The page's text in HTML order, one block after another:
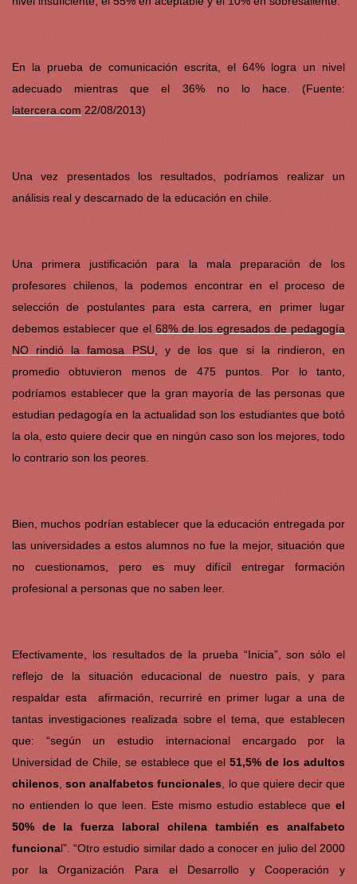
En la prueba de comunicación escrita, el 64% logra un nivel
adecuado mientras que el 36% no lo hace. (Fuente:
latercera.com 22/08/2013)
Una vez presentados los resultados, podríamos realizar un
análisis real y descarnado de la educación en chile.
Una primera justificación para la mala preparación de los
profesores chilenos, la podemos encontrar en el proceso de
selección de postulantes para esta carrera, en primer lugar
debemos establecer que el 68% de los egresados de pedagogía
NO rindió la famosa PSU , y de los que si la rindieron, en
promedio obtuvieron menos de 475 puntos. Por lo tanto,
podríamos establecer que la gran mayoría de las personas que
estudian pedagogía en la actualidad son los estudiantes que botó
la ola, esto quiere decir que en ningún caso son los mejores, todo
lo contrario son los peores.
Bien, muchos podrían establecer que la educación entregada por
las universidades a estos alumnos no fue la mejor, situación que
no cuestionamos, pero es muy difícil entregar formación
profesional a personas que no saben leer.
Efectivamente, los resultados de la prueba “Inicia”, son sólo el
reflejo de la situación educacional de nuestro país, y para
respaldar esta afirmación, recurriré en primer lugar a una de
tantas investigaciones realizada sobre el tema, que establecen
que: “según un estudio internacional encargado por la
Universidad de Chile, se establece que el51,5% de los adultos
chilenos,son analfabetos funcionales , lo que quiere decir que
no entienden lo que leen. Este mismo estudio establece queel
50% de la fuerza laboral chilena también es analfabeto
funcional”. “Otro estudio similar dado a conocer en julio del 2000
por la Organización Para el Desarrollo y Cooperación y